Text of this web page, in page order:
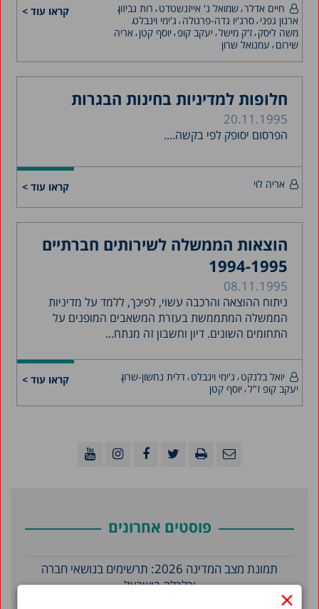
×
קראו עוד > חיים אדלר שמואל נ' אייזנשטדט רות גביזון
ארנון גפני סרג'יו גדה-פרגולה ג'ימי וינבלט
משה ליסק ז'ק מישל יעקב קופ יוסף קטן אריה
שירום עמנואל שרון
חלופות למדיניות בחינות הבגרות
20.11.1995
הפרסום יסופק לפי בקשה....
קראו עוד > אריה לוי
הוצאות הממשלה לשירותים חברתיים
1994-1995
08.11.1995
ניתוח ההוצאה והרכבה עשוי, לפיכך, ללמד על מדיניות
הממשלה המתממשת בעזרת המשאבים המופנים על
התחומים השונים. דיון וחשבון זה מנתח...
קראו עוד > יואל בלנקט ג'ימי וינבלט דלית נחשון-שרון
יעקב קופ ז"ל יוסף קטן
פוסטים אחרונים
תמונת מצב המדינה 2026: תרשימים בנושאי חברה
וכלכלה בישראל